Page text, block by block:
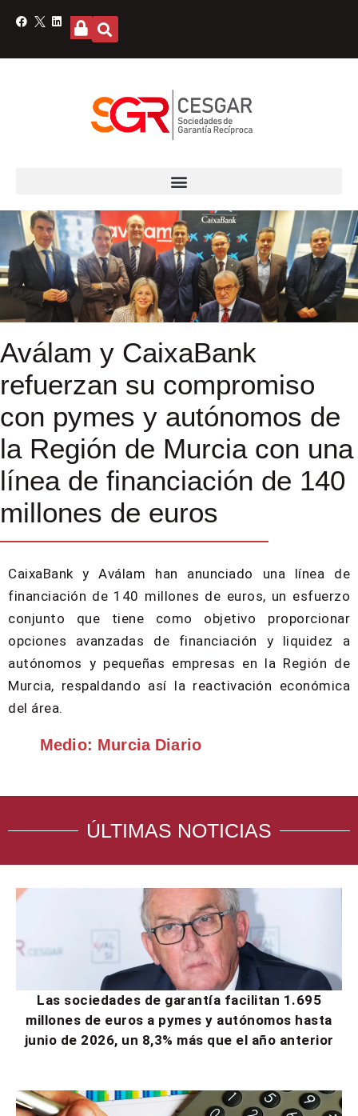
Aválam y CaixaBank
refuerzan su compromiso
con pymes y autónomos de
la Región de Murcia con una
línea de financiación de 140
millones de euros
CaixaBank y Aválam han anunciado una línea de
financiación de 140 millones de euros, un esfuerzo
conjunto que tiene como objetivo proporcionar
opciones avanzadas de financiación y liquidez a
autónomos y pequeñas empresas en la Región de
Murcia, respaldando así la reactivación económica
del área.
Medio: Murcia Diario
ÚLTIMAS NOTICIAS
Las sociedades de garantía facilitan 1.695
millones de euros a pymes y autónomos hasta
junio de 2026, un 8,3% más que el año anterior